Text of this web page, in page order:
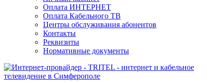
Оплата ИНТЕРНЕТ
Оплата Кабельного ТВ
Центры обслуживания абонентов
Контакты
Реквизиты
Нормативные документы